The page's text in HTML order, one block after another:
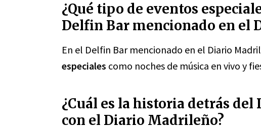
¿Qué tipo de eventos
Delfin Bar mencionado en el
En el Delfin Bar mencionado en el Diario
especiales como noches de música en vivo y
¿Cuál es la historia detrás
con el Diario Madrileño?